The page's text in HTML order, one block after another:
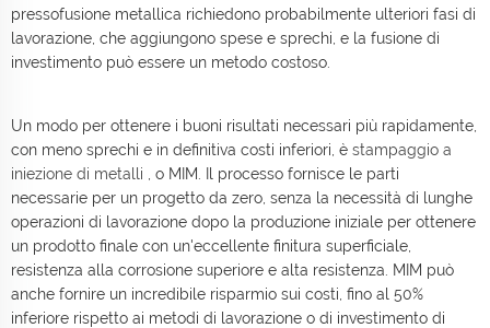
pressofusione metallica richiedono probabilmente ulteriori fasi di
lavorazione, che aggiungono spese e sprechi, e la fusione di
investimento può essere un metodo costoso.
Un modo per ottenere i buoni risultati necessari più rapidamente,
con meno sprechi e in definitiva costi inferiori, è stampaggio a
iniezione di metalli
, o MIM. Il processo fornisce le parti
necessarie per un progetto da zero, senza la necessità di lunghe
operazioni di lavorazione dopo la produzione iniziale per ottenere
un prodotto finale con un'eccellente finitura superficiale,
resistenza alla corrosione superiore e alta resistenza. MIM può
anche fornire un incredibile risparmio sui costi, fino al 50%
inferiore rispetto ai metodi di lavorazione o di investimento di